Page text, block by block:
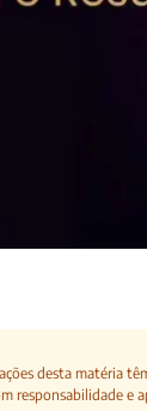
desta matéria
responsabilidade e